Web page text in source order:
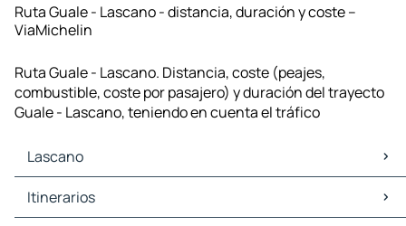
Ruta Guale - Lascano - distancia, duración y coste –
ViaMichelin
Ruta Guale - Lascano. Distancia, coste (peajes,
combustible, coste por pasajero) y duración del trayecto
Guale - Lascano, teniendo en cuenta el tráfico
Lascano
Lascano Mapas Planos
Lascano Trafico
Itinerarios